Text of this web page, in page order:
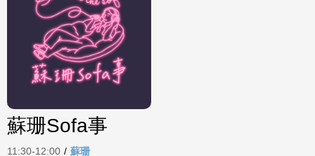
蘇珊Sofa事
11:30-12:00 / 蘇珊